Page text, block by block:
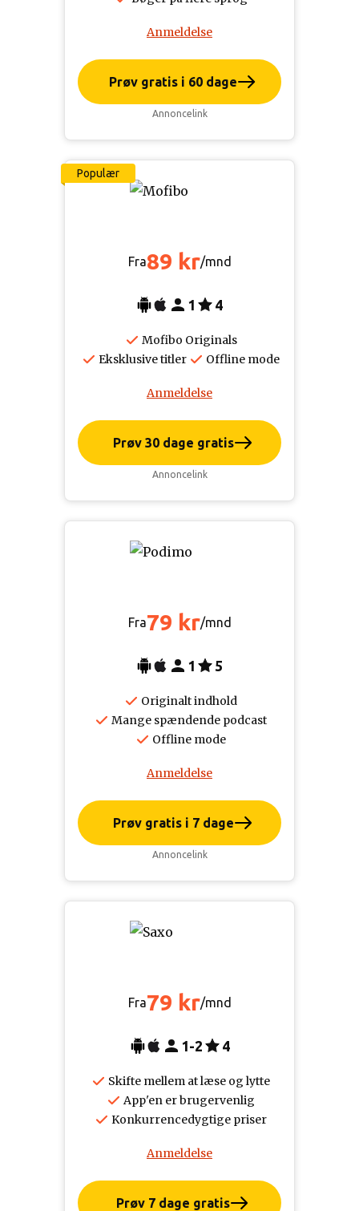
Anmeldelse
Prøv gratis i 60 dage
Annoncelink
Populær
Fra89 kr/mnd
1 4
Mofibo Originals
Eksklusive titler
Offline mode
Anmeldelse
Prøv 30 dage gratis
Annoncelink
Fra79 kr/mnd
1 5
Originalt indhold
Mange spændende podcast
Offline mode
Anmeldelse
Prøv gratis i 7 dage
Annoncelink
Fra79 kr/mnd
1-2 4
Skifte mellem at læse og lytte
App'en er brugervenlig
Konkurrencedygtige priser
Anmeldelse
Prøv 7 dage gratis